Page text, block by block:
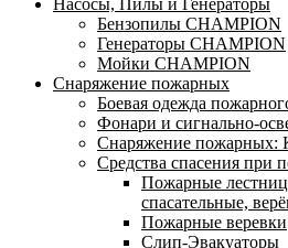
Насосы, Пилы и Генераторы
Бензопилы CHAMPION
Генераторы CHAMPION
Мойки CHAMPION
Снаряжение пожарных
Боевая одежда
Фонари и сигнально-
Снаряжение
Средства спасения при
Пожарные
спасательные,
Пожарные веревки
Слип-Эвакуаторы